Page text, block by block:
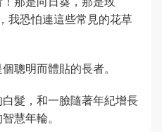
我恐怕連這些常見的花草
聰明而體貼的長者。
髮，和一臉隨著年紀增長
慧年輪。